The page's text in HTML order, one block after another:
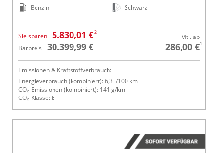
Benzin
Schwarz
Sie sparen 5.830,01 €2
Barpreis 30.399,99 €
Mtl. ab
286,00 €1
Emissionen & Kraftstoffverbrauch:
Energieverbrauch (kombiniert): 6,3 l/100 km
CO₂-Emissionen (kombiniert): 141 g/km
CO₂-Klasse: E